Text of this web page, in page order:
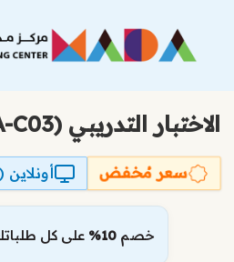
المحتوى
الاختبار التدريبي (SAA-C03) للتحضير لشهادة خبير تصميم حلول معتمد من AWS – مستوى مساعد
سعر مُخفض
خصم 10% على كل